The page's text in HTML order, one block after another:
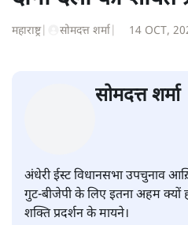
तनवीर जाफ़री की और स्टोरी पढ़ें
दोनों दलों का शक्ति
महाराष्ट्र| सोमदत्त शर्मा|